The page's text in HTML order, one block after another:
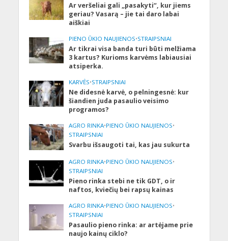
Ar veršeliai gali „pasakyti“, kur jiems
geriau? Vasarą – jie tai daro labai
aiškiai
PIENO ŪKIO NAUJIENOS•STRAIPSNIAI
Ar tikrai visa banda turi būti melžiama
3 kartus? Kurioms karvėms labiausiai
atsiperka.
KARVĖS•STRAIPSNIAI
Ne didesnė karvė, o pelningesnė: kur
šiandien juda pasaulio veisimo
programos?
AGRO RINKA•PIENO ŪKIO NAUJIENOS•
STRAIPSNIAI
Svarbu išsaugoti tai, kas jau sukurta
AGRO RINKA•PIENO ŪKIO NAUJIENOS•
STRAIPSNIAI
Pieno rinka stebi ne tik GDT, o ir
naftos, kviečių bei rapsų kainas
AGRO RINKA•PIENO ŪKIO NAUJIENOS•
STRAIPSNIAI
Pasaulio pieno rinka: ar artėjame prie
naujo kainų ciklo?